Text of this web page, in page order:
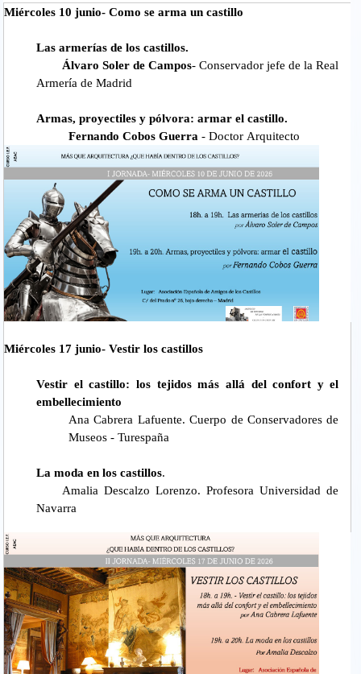
Miércoles 10 junio- Como se arma un castillo
Las armerías de los castillos.
Álvaro Soler de Campos- Conservador jefe de la Real
Armería de Madrid
Armas, proyectiles y pólvora: armar el castillo.
Fernando Cobos Guerra - Doctor Arquitecto
diapositiva1.jpg
Miércoles 17 junio- Vestir los castillos
Vestir el castillo: los tejidos más allá del confort y el
embellecimiento
Ana Cabrera Lafuente. Cuerpo de Conservadores de
Museos - Turespaña
La moda en los castillos.
Amalia Descalzo Lorenzo. Profesora Universidad de
Navarra
diapositiva2.jpg